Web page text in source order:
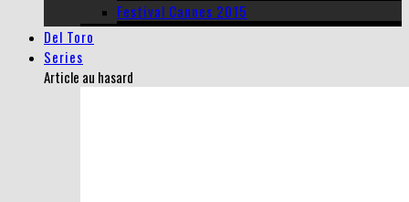
Festival Cannes 2015
Del Toro
Series
Article au hasard